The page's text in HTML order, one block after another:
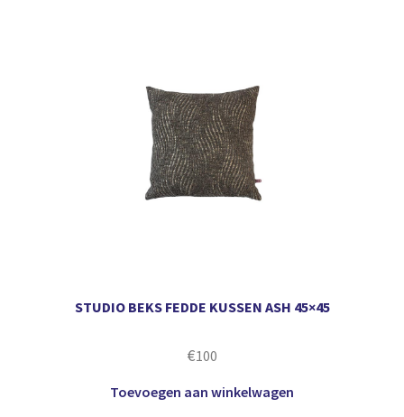
STUDIO BEKS FEDDE KUSSEN ASH 45×45
€100
Toevoegen aan winkelwagen